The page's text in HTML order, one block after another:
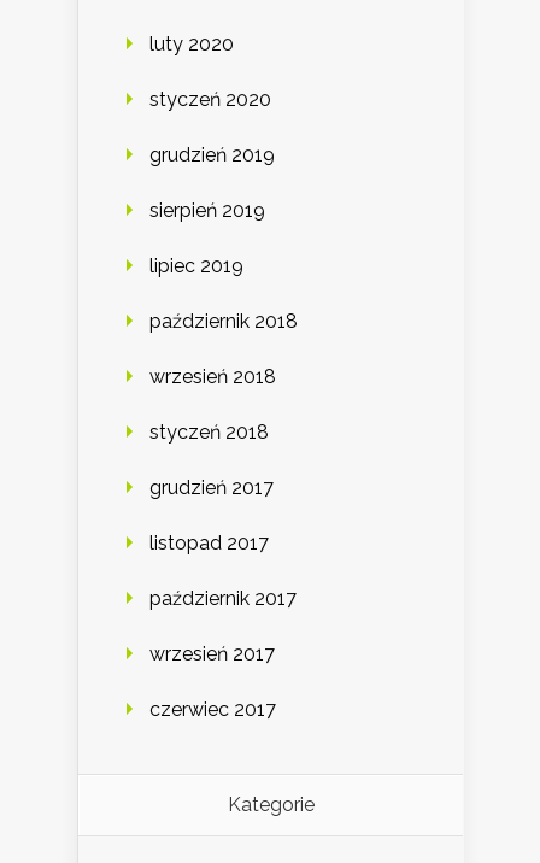
luty 2020
styczeń 2020
grudzień 2019
sierpień 2019
lipiec 2019
październik 2018
wrzesień 2018
styczeń 2018
grudzień 2017
listopad 2017
październik 2017
wrzesień 2017
czerwiec 2017
Kategorie